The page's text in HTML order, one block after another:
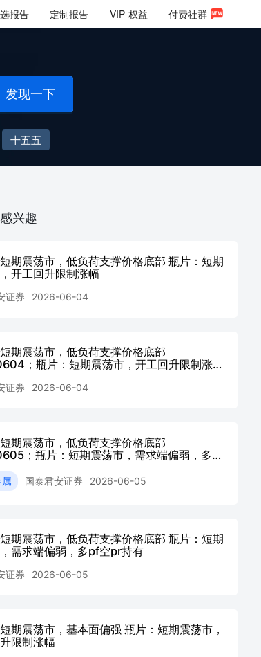
报告 定制报告 VIP 权益 付费社群
发现一下
十五五
兴趣
期震荡市，低负荷支撑价格底部 瓶片：短期
开工回升限制涨幅
证券 2026-06-04
期震荡市，低负荷支撑价格底部
；瓶片：短期震荡市，开工回升限制涨幅
证券 2026-06-04
期震荡市，低负荷支撑价格底部
；瓶片：短期震荡市，需求端偏弱，多pf
国泰君安证券 2026-06-05
期震荡市，低负荷支撑价格底部 瓶片：短期
需求端偏弱，多pf空pr持有
证券 2026-06-05
期震荡市，基本面偏强 瓶片：短期震荡市，
限制涨幅